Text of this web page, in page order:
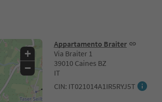
Appartamento Braiter
Via Braiter 1
39010 Caines BZ
IT
CIN: IT021014A1IR5RYJ5T
+
−